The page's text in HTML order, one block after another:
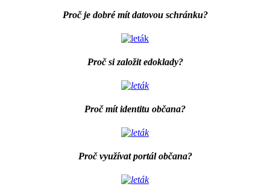
Proč je dobré mít datovou schránku?
Proč si založit edoklady?
Proč mít identitu občana?
Proč využívat portál občana?